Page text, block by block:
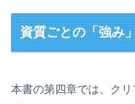
資質ごとの「強み
本書の第四章では、ク